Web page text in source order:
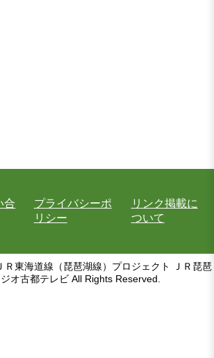
合
プライバシーポ
リシー
リンク掲載に
ついて
東海道線（琵琶湖線）プロジェクト ＪＲ琵琶
オ古都テレビ All Rights Reserved.